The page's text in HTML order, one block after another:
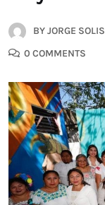
BYJORGE SOLIS
0 COMMENTS